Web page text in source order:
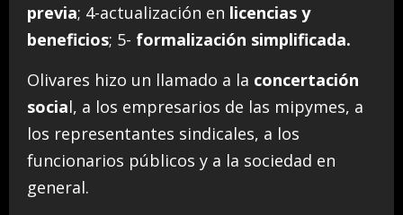
previa; 4-actualización en licencias y
beneficios; 5- formalización simplificada.
Olivares hizo un llamado a la concertación
social, a los empresarios de las mipymes, a
los representantes sindicales, a los
funcionarios públicos y a la sociedad en
general.